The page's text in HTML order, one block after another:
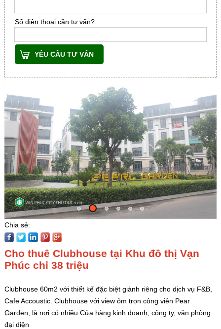
Số điện thoại cần tư vấn?
YÊU CẦU TƯ VẤN
Chia sẻ:
Cho thuê Clubhouse tại Khu đô thị Vạn
Phúc chỉ 38 triệu
Clubhouse 60m2 với thiết kế đặc biệt giành riêng cho dịch vụ F&B,
Cafe Accoustic. Clubhouse với view ôm trọn công viên Pear
Garden, là nơi có nhiều Cửa hàng kinh doanh, công ty, văn phòng
đại diện